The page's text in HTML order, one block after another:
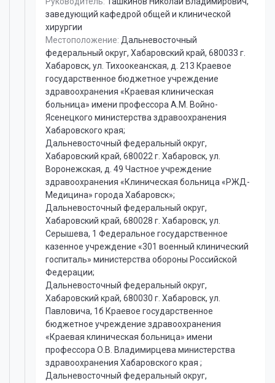
заведующий кафедрой общей и клинической
хирургии
Местоположение: Дальневосточный
федеральный округ, Хабаровский край, 680033 г.
Хабаровск, ул. Тихоокеанская, д. 213 Краевое
государственное бюджетное учреждение
здравоохранения «Краевая клиническая
больница» имени профессора А.М. Войно-
Ясенецкого министерства здравоохранения
Хабаровского края;
Дальневосточный федеральный округ,
Хабаровский край, 680022 г. Хабаровск, ул.
Воронежская, д. 49 Частное учреждение
здравоохранения «Клиническая больница «РЖД-
Медицина» города Хабаровск»;
Дальневосточный федеральный округ,
Хабаровский край, 680028 г. Хабаровск, ул.
Серышева, 1 Федеральное государственное
казенное учреждение «301 военный клинический
госпиталь» министерства обороны Российской
Федерации;
Дальневосточный федеральный округ,
Хабаровский край, 680030 г. Хабаровск, ул.
Павловича, 1б Краевое государственное
бюджетное учреждение здравоохранения
«Краевая клиническая больница» имени
профессора О.В. Владимирцева министерства
здравоохранения Хабаровского края ;
Дальневосточный федеральный округ,